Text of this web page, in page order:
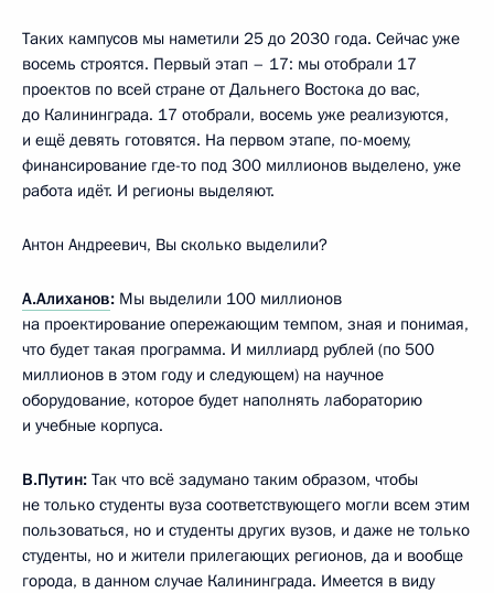
Таких кампусов мы наметили 25 до 2030 года. Сейчас уже
восемь строятся. Первый этап – 17: мы отобрали 17
проектов по всей стране от Дальнего Востока до вас,
до Калининграда. 17 отобрали, восемь уже реализуются,
и ещё девять готовятся. На первом этапе, по-моему,
финансирование где-то под 300 миллионов выделено, уже
работа идёт. И регионы выделяют.
Антон Андреевич, Вы сколько выделили?
А.Алиханов: Мы выделили 100 миллионов
на проектирование опережающим темпом, зная и понимая,
что будет такая программа. И миллиард рублей (по 500
миллионов в этом году и следующем) на научное
оборудование, которое будет наполнять лабораторию
и учебные корпуса.
В.Путин: Так что всё задумано таким образом, чтобы
не только студенты вуза соответствующего могли всем этим
пользоваться, но и студенты других вузов, и даже не только
студенты, но и жители прилегающих регионов, да и вообще
города, в данном случае Калининграда. Имеется в виду